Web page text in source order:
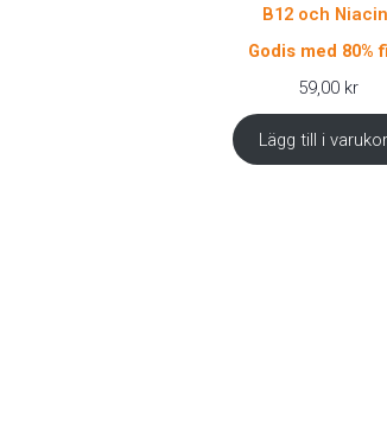
Godis med 80%
59,00 kr
Lägg till i